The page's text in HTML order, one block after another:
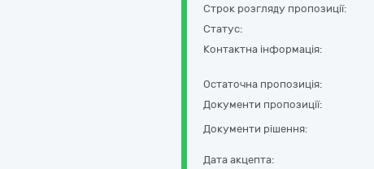
Строк розгляду пропозиції:
Статус:
Контактна інформація:
Остаточна пропозиція:
Документи пропозиції:
Документи рішення:
Дата акцепта: